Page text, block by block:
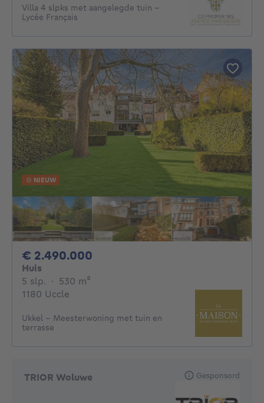
Villa 4 slpks met aangelegde tuin -
Lycée Français
NIEUW
€ 2.490.000
Huis
5 slp. 5 slaapkamers
· 530 m²
1180 Uccle
Ukkel – Meesterwoning met tuin en
terrasse
TRIOR Woluwe Gesponsord